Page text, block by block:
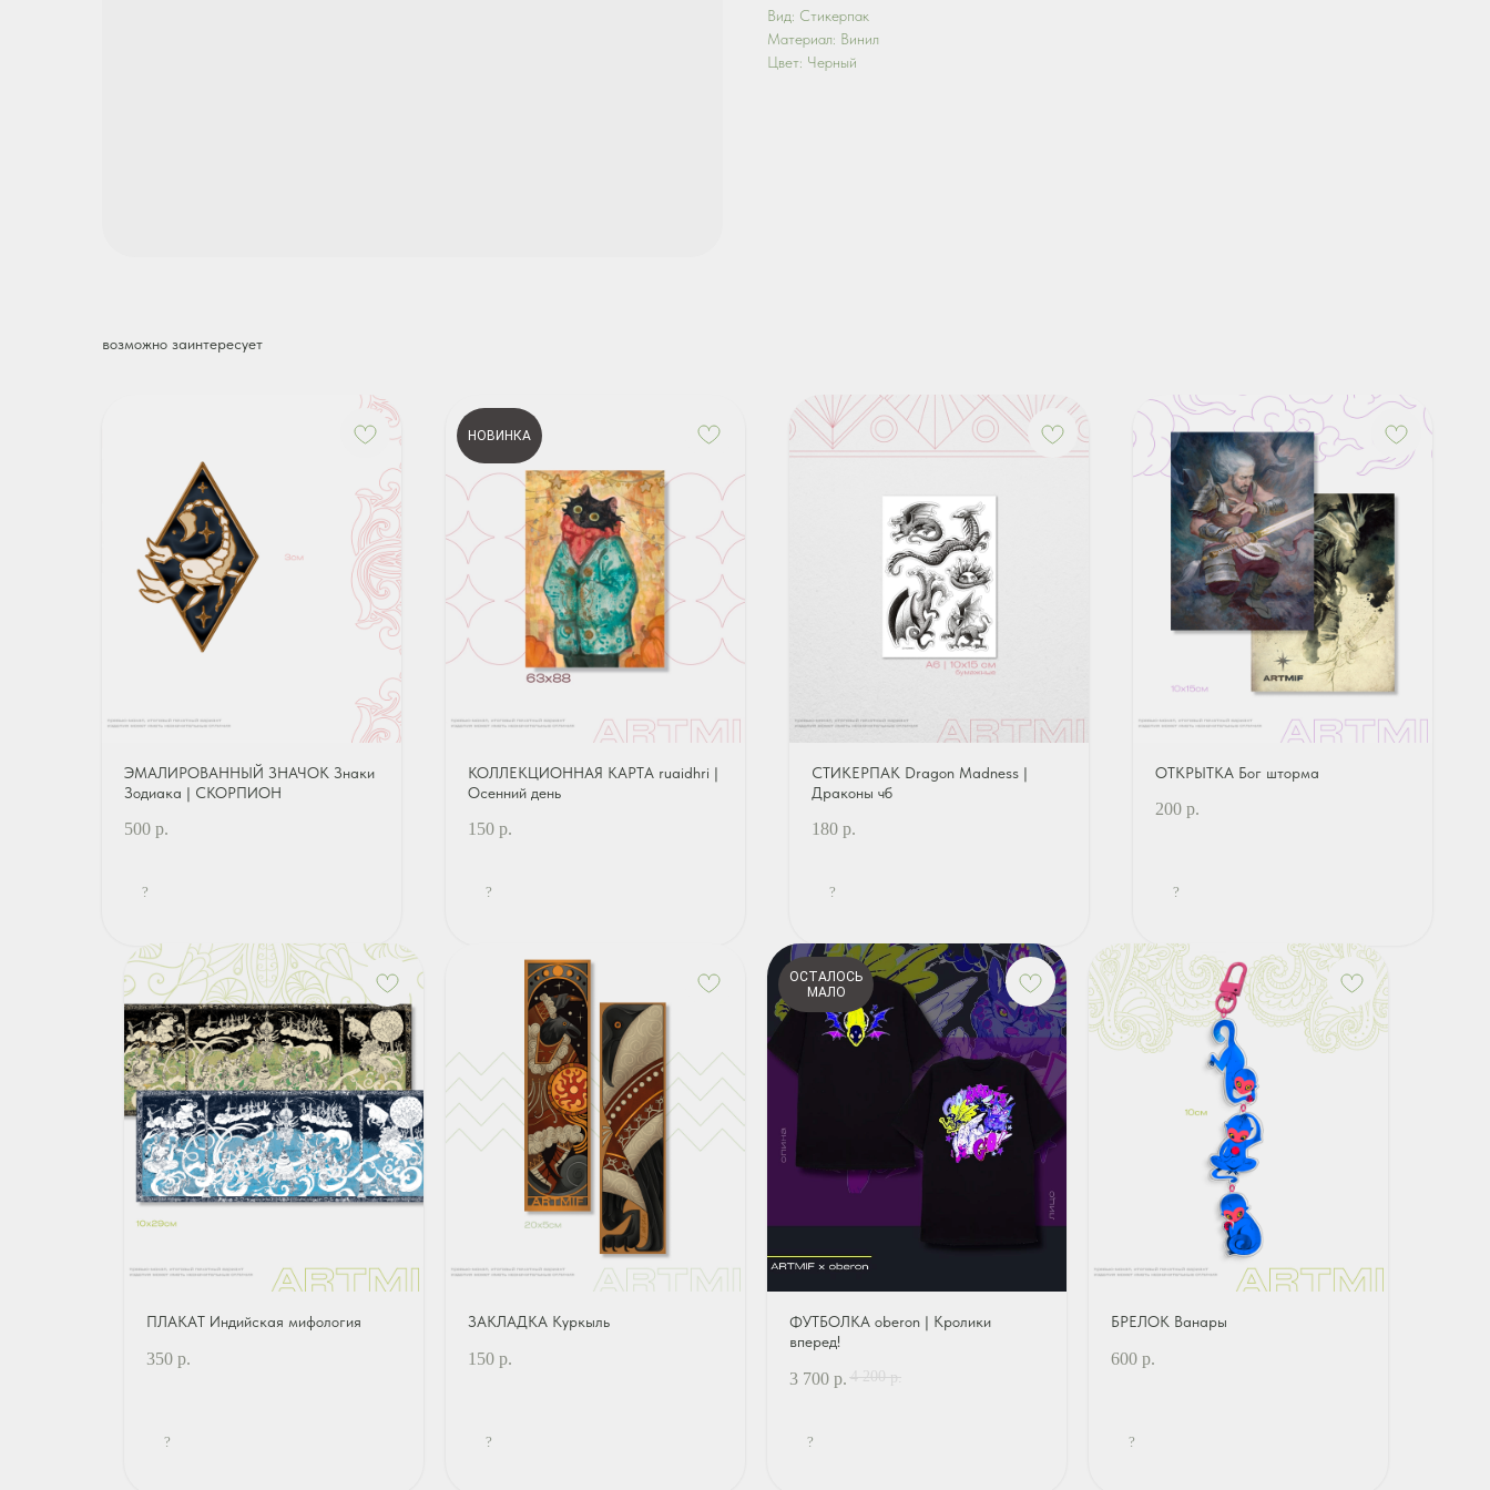
Вид: Стикерпак
Материал: Винил
Цвет: Черный
возможно заинтересует
ЭМАЛИРОВАННЫЙ ЗНАЧОК Знаки
Зодиака | СКОРПИОН
500 р.
?
НОВИНКА
КОЛЛЕКЦИОННАЯ КАРТА ruaidhri |
Осенний день
150 р.
?
СТИКЕРПАК Dragon Madness |
Драконы чб
180 р.
?
ОТКРЫТКА Бог шторма
200 р.
?
ПЛАКАТ Индийская мифология
350 р.
?
ЗАКЛАДКА Куркыль
150 р.
?
ОСТАЛОСЬ
МАЛО
ФУТБОЛКА oberon | Кролики
вперед!
3 700 р. 4 200 р.
?
БРЕЛОК Ванары
600 р.
?